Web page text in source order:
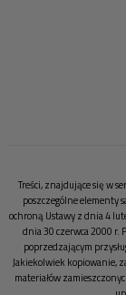
Treści, znajdujące się w
poszczególne elementy
ochroną Ustawy z dnia 4
dnia 30 czerwca 2000 r.
poprzedzającym
Jakiekolwiek kopiowanie,
materiałów